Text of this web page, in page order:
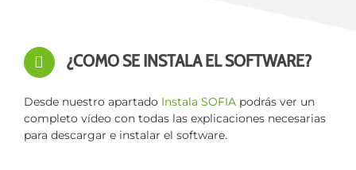
¿COMO SE INSTALA EL SOFTWARE?
Desde nuestro apartado Instala SOFIA podrás ver un
completo vídeo con todas las explicaciones necesarias
para descargar e instalar el software.